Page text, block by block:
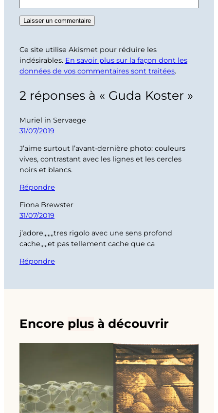
Ce site utilise Akismet pour réduire les
indésirables. En savoir plus sur la façon dont les
données de vos commentaires sont traitées.
2 réponses à « Guda Koster »
Muriel in Servaege
31/07/2019
J’aime surtout l’avant-dernière photo: couleurs
vives, contrastant avec les lignes et les cercles
noirs et blancs.
Répondre
Fiona Brewster
31/07/2019
j’adore,,,,,,,tres rigolo avec une sens profond
cache,,,,,et pas tellement cache que ca
Répondre
Encore plus à découvrir